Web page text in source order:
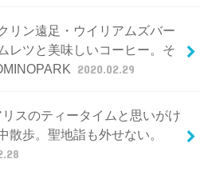
リン遠足・ウイリアムズバー
レツと美味しいコーヒー。そ
2020.02.29
スのティータイムと思いがけ
散歩。聖地詣も外せない。